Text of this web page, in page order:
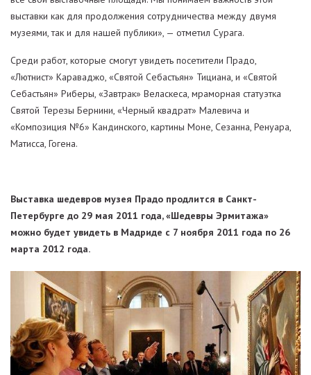
выставки как для продолжения сотрудничества между двумя
музеями, так и для нашей публики», — отметил Сурага.
Среди работ, которые смогут увидеть посетители Прадо,
«Лютнист» Караваджо, «Святой Себастьян» Тициана, и «Святой
Себастьян» Риберы, «Завтрак» Веласкеса, мраморная статуэтка
Святой Терезы Бернини, «Черный квадрат» Малевича и
«Композиция №6» Кандинского, картины Моне, Сезанна, Ренуара,
Матисса, Гогена.
Выставка шедевров музея Прадо продлится в Санкт-
Петербурге до 29 мая 2011 года, «Шедевры Эрмитажа»
можно будет увидеть в Мадриде с 7 ноября 2011 года по 26
марта 2012 года.